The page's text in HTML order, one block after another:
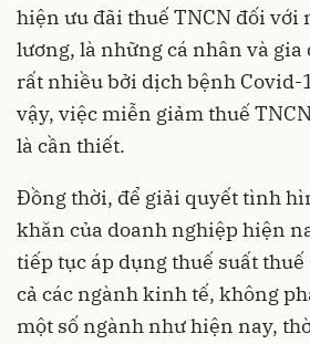
hiện ưu đãi thuế TNCN đối với
lương, là những cá nhân và
rất nhiều bởi dịch bệnh Covid-
vậy, việc miễn giảm thuế
là cần thiết.
Đồng thời, để giải quyết tình
khăn của doanh nghiệp hiện
tiếp tục áp dụng thuế suất thuế
cả các ngành kinh tế, không
một số ngành như hiện nay,